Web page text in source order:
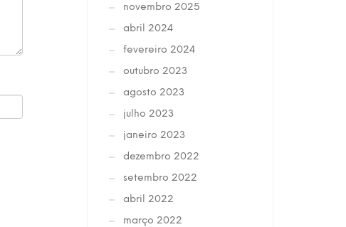
novembro 2025
abril 2024
fevereiro 2024
outubro 2023
agosto 2023
julho 2023
janeiro 2023
dezembro 2022
setembro 2022
abril 2022
março 2022